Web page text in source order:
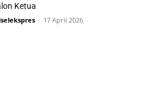
Ketua
- 17 April 2026